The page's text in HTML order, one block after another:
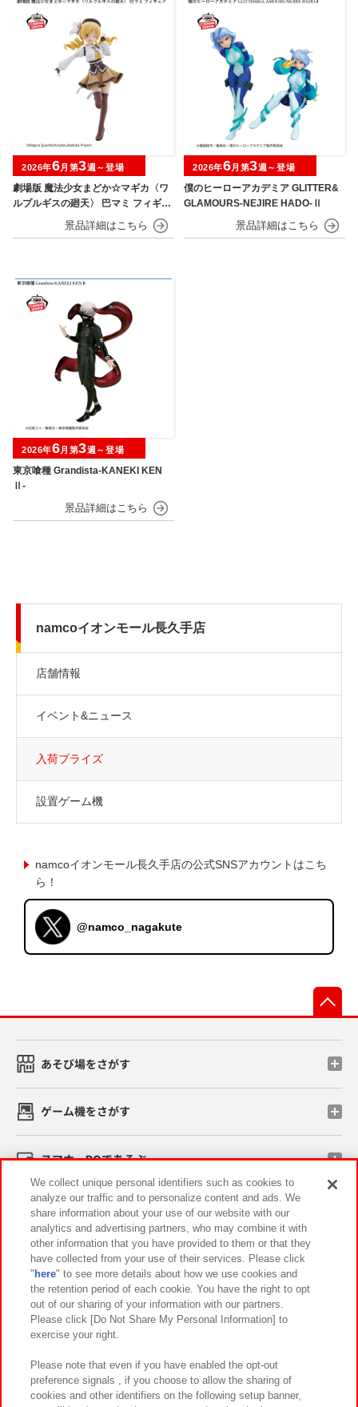
劇場版 魔法少女まどか☆マギカ〈ワ
ルプルギスの廻天〉 巴マミ フィギュ
2026年6月第3週～登場
僕のヒーローアカデミア GLITTER&
GLAMOURS-NEJIRE HADO-Ⅱ
2026年6月第3週～登場
東京喰種 Grandista-KANEKI KEN
Ⅱ-
2026年6月第3週～登場
namcoイオンモール長久手店
店舗情報
イベント&ニュース
入荷プライズ
設置ゲーム機
namcoイオンモール長久手店の公式SNSアカウントはこち
ら！
@namco_nagakute
あそび場をさがす
ゲーム機をさがす
スマホ・PCであそぶ
イベント・キャンペーン
関連会社 サステナビリティ サイトポリシー
プライバシーポリシー ウェブアクセシビリティ方針と検証結果
お取引先さまとともに
カスタマーハラスメント対応方針 よくあるご質問・お問い合わせ
We collect unique personal identifiers such as cookies to
analyze our traffic and to personalize content and ads. We
share information about your use of our website with our
analytics and advertising partners, who may combine it with
other information that you have provided to them or that they
have collected from your use of their services. Please click
" here" to see more details about how we use cookies and
the retention period of each cookie. You have the right to opt
out of our sharing of your information with our partners.
Please click [Do Not Share My Personal Information] to
exercise your right.
Please note that even if you have enabled the opt-out
preference signals , if you choose to allow the sharing of
cookies and other identifiers on the following setup banner,